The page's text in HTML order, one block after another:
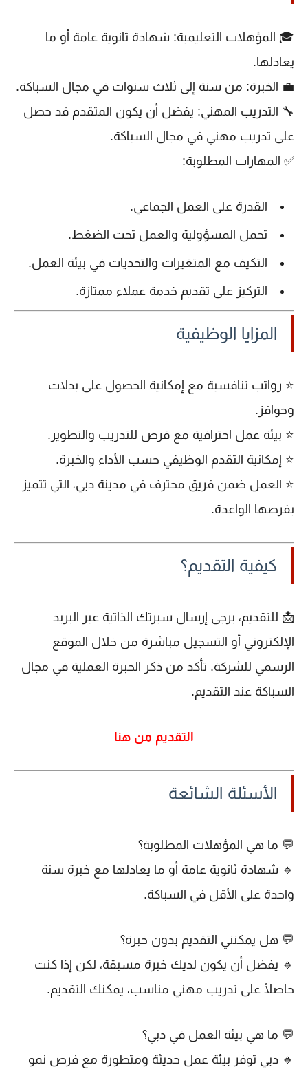
🎓 المؤهلات التعليمية: شهادة ثانوية عامة أو ما
يعادلها.
💼 الخبرة: من سنة إلى ثلاث سنوات في مجال السباكة.
🔧 التدريب المهني: يفضل أن يكون المتقدم قد حصل
على تدريب مهني في مجال السباكة.
✅ المهارات المطلوبة:
القدرة على العمل الجماعي.
تحمل المسؤولية والعمل تحت الضغط.
التكيف مع المتغيرات والتحديات في بيئة العمل.
التركيز على تقديم خدمة عملاء ممتازة.
المزايا الوظيفية
⭐ رواتب تنافسية مع إمكانية الحصول على بدلات
وحوافز .
⭐ بيئة عمل احترافية مع فرص للتدريب والتطوير .
⭐ إمكانية التقدم الوظيفي حسب الأداء والخبرة.
⭐ العمل ضمن فريق محترف في مدينة دبي، التي تتميز
بفرصها الواعدة.
كيفية التقديم؟
📩 للتقديم، يرجى إرسال سيرتك الذاتية عبر البريد
الإلكتروني أو التسجيل مباشرة من خلال الموقع
الرسمي للشركة. تأكد من ذكر الخبرة العملية في مجال
السباكة عند التقديم.
التقديم من هنا
الأسئلة الشائعة
💬 ما هي المؤهلات المطلوبة؟
🔹 شهادة ثانوية عامة أو ما يعادلها مع خبرة سنة
واحدة على الأقل في السباكة.
💬 هل يمكنني التقديم بدون خبرة؟
🔹 يفضل أن يكون لديك خبرة مسبقة، لكن إذا كنت
حاصلًا على تدريب مهني مناسب، يمكنك التقديم.
💬 ما هي بيئة العمل في دبي؟
🔹 دبي توفر بيئة عمل حديثة ومتطورة مع فرص نمو